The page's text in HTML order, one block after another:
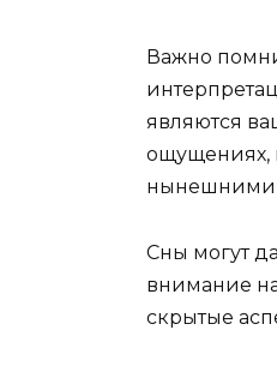
Важно
являются
ощущениях,
нынешними
Сны могут
внимание
скрытые